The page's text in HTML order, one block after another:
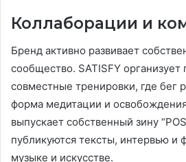
Коллаборации и
Бренд активно развивает
сообщество. SATISFY
совместные тренировки, где бег
форма медитации и
выпускает собственный зину
публикуются тексты, интервью и
музыке и искусстве.